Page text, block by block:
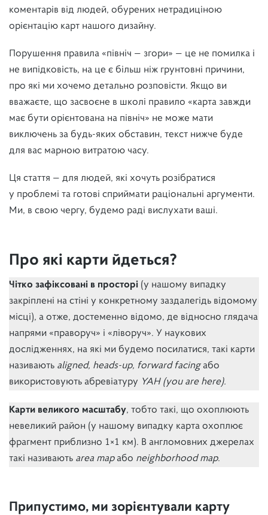
коментарів від людей, обурених нетрадиціною
орієнтацію карт нашого дизайну.
Порушення правила «північ — згори» — це не помилка і
не випідковість, на це є більш ніж грунтовні причини,
про які ми хочемо детально розповісти. Якщо ви
вважаєте, що засвоєне в школі правило «карта завжди
має бути орієнтована на північ» не може мати
виключень за будь-яких обставин, текст нижче буде
для вас марною витратою часу.
Ця стаття — для людей, які хочуть розібратися
у проблемі та готові сприймати раціональні аргументи.
Ми, в свою чергу, будемо раді вислухати ваші.
Про які карти йдеться?
Чітко зафіксовані в просторі (у нашому випадку
закріплені на стіні у конкретному заздалегідь відомому
місці), а отже, достеменно відомо, де відносно глядача
напрями «праворуч» і «ліворуч». У наукових
дослідженнях, на які ми будемо посилатися, такі карти
називають aligned, heads-up, forward facingабо
використовують абревіатуру YAH (you are here).
Карти великого масштабу, тобто такі, що охоплюють
невеликий район (у нашому випадку карта охоплює
фрагмент приблизно 1×1 км). В англомовних джерелах
такі називають area mapабо neighborhood map.
Припустимо, ми зорієнтували карту